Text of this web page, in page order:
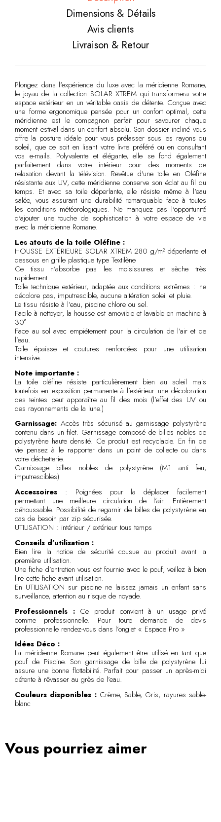
Dimensions & Détails
Avis clients
Livraison & Retour
Plongez dans l'expérience du luxe avec la méridienne Romane,
le joyau de la collection SOLAR XTREM qui transformera votre
espace extérieur en un véritable oasis de détente. Conçue avec
une forme ergonomique pensée pour un confort optimal, cette
méridienne est le compagnon parfait pour savourer chaque
moment estival dans un confort absolu. Son dossier incliné vous
offre la posture idéale pour vous prélasser sous les rayons du
soleil, que ce soit en lisant votre livre préféré ou en consultant
vos e-mails. Polyvalente et élégante, elle se fond également
parfaitement dans votre intérieur pour des moments de
relaxation devant la télévision. Revêtue d'une toile en Oléfine
résistante aux UV, cette méridienne conserve son éclat au fil du
temps. Et avec sa toile déperlante, elle résiste même à l'eau
salée, vous assurant une durabilité remarquable face à toutes
les conditions météorologiques. Ne manquez pas l'opportunité
d'ajouter une touche de sophistication à votre espace de vie
avec la méridienne Romane.
Les atouts de la toile Oléfine :
HOUSSE EXTÉRIEURE SOLAR XTREM 280 g/m² déperlante et
dessous en grille plastique type Textilène
Ce tissu n’absorbe pas les moisissures et sèche très
rapidement.
Toile technique extérieur, adaptée aux conditions extrêmes : ne
décolore pas, imputrescible, aucune altération soleil et pluie.
Le tissu résiste à l’eau, piscine chlore ou sel.
Facile à nettoyer, la housse est amovible et lavable en machine à
30°
Face au sol avec empiétement pour la circulation de l’air et de
l’eau.
Toile épaisse et coutures renforcées pour une utilisation
intensive.
Note importante :
La toile oléfine résiste particulièrement bien au soleil mais
toutefois en exposition permanente à l’extérieur une décoloration
des teintes peut apparaître au fil des mois (l’effet des UV ou
des rayonnements de la lune.)
Garnissage: Accès très sécurisé au garnissage polystyrène
contenu dans un filet. Garnissage composé de billes nobles de
polystyrène haute densité. Ce produit est recyclable. En fin de
vie pensez à le rapporter dans un point de collecte ou dans
votre déchetterie.
Garnissage billes nobles de polystyrène (M1 anti feu,
imputrescibles)
Accessoires : Poignées pour la déplacer facilement
permettant une meilleure circulation de l’air. Entièrement
déhoussable. Possibilité de regarnir de billes de polystyrène en
cas de besoin par zip sécurisée.
UTILISATION : intérieur / extérieur tous temps
Conseils d’utilisation :
Bien lire la notice de sécurité cousue au produit avant la
première utilisation.
Une fiche d’entretien vous est fournie avec le pouf, veillez à bien
lire cette fiche avant utilisation.
En UTILISATION sur piscine ne laissez jamais un enfant sans
surveillance, attention au risque de noyade.
Professionnels : Ce produit convient à un usage privé
comme professionnelle. Pour toute demande de devis
professionnelle rendez-vous dans l’onglet « Espace Pro »
Idées Déco :
La méridienne Romane peut également être utilisé en tant que
pouf de Piscine. Son garnissage de bille de polystyrène lui
assure une bonne flottabilité. Parfait pour passer un après-midi
détente à rêvasser au grès de l’eau.
Couleurs disponibles : Crème, Sable, Gris, rayures sable-
blanc
Vous pourriez aimer